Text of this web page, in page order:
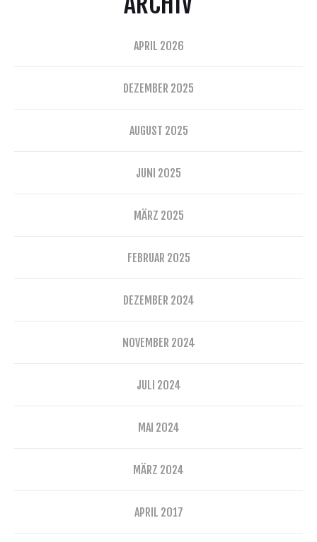
APRIL 2026
DEZEMBER 2025
AUGUST 2025
JUNI 2025
MÄRZ 2025
FEBRUAR 2025
DEZEMBER 2024
NOVEMBER 2024
JULI 2024
MAI 2024
MÄRZ 2024
APRIL 2017